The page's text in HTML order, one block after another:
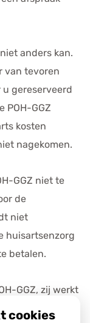
anders kan.
van tevoren
gereserveerd
POH-GGZ
kosten
nagekomen.
GGZ niet te
de
niet
huisartsenzorg
betalen.
GGZ, zij werkt
cookies